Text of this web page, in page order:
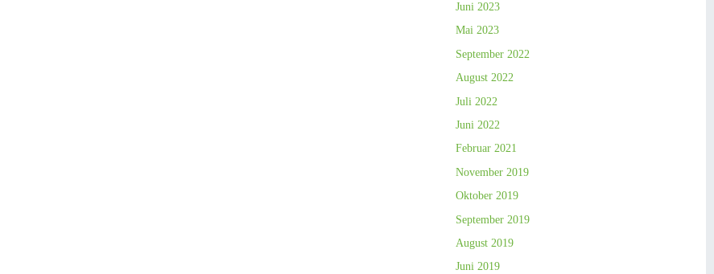
Juni 2023
Mai 2023
September 2022
August 2022
Juli 2022
Juni 2022
Februar 2021
November 2019
Oktober 2019
September 2019
August 2019
Juni 2019